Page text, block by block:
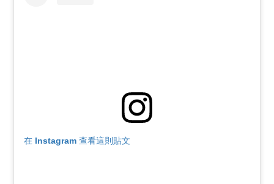
在 Instagram 查看這則貼文